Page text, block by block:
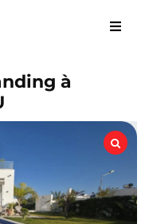
à